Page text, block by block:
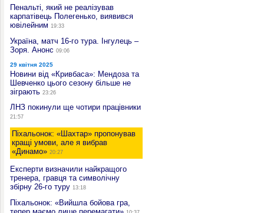
Пенальті, який не реалізував
карпатівець Полегенько, виявився
ювілейним 19:33
Україна, матч 16-го тура. Інгулець –
Зоря. Анонс 09:06
29 квітня 2025
Новини від «Кривбаса»: Мендоза та
Шевченко цього сезону більше не
зіграють 23:26
ЛНЗ покинули ще чотири працівники
21:57
Піхальонок: «Шахтар» пропонував
кращі умови, але я вибрав
«Динамо» 20:27
Експерти визначили найкращого
тренера, гравця та символічну
збірну 26-го туру 13:18
Піхальонок: «Вийшла бойова гра,
тепер маємо лише перемагати»